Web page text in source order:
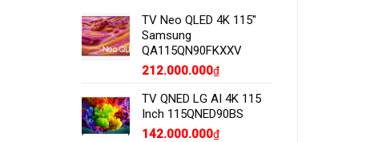
TV Neo QLED 4K 115''
Samsung
QA115QN90FKXXV
212.000.000₫
TV QNED LG AI 4K 115
Inch 115QNED90BS
142.000.000₫